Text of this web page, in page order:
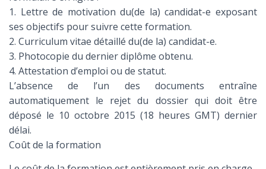
1. Lettre de motivation du(de la) candidat-e exposant
ses objectifs pour suivre cette formation.
2. Curriculum vitae détaillé du(de la) candidat-e.
3. Photocopie du dernier diplôme obtenu.
4. Attestation d’emploi ou de statut.
L’absence de l’un des documents entraîne
automatiquement le rejet du dossier qui doit être
déposé le 10 octobre 2015 (18 heures GMT) dernier
délai.
Coût de la formation